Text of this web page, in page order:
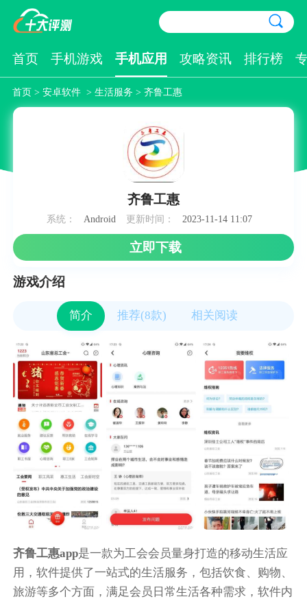
首页 手机游戏 手机应用 攻略资讯 排行榜
首页> 安卓软件 > 生活服务 > 齐鲁工惠
齐鲁工惠
系统： Android 更新时间： 2023-11-14 11:07
立即下载
游戏介绍
简介 推荐(8款) 相关阅读
齐鲁工惠app是一款为工会会员量身打造的移动生活应
用，软件提供了一站式的生活服务，包括饮食、购物、
旅游等多个方面，满足会员日常生活各种需求，软件内